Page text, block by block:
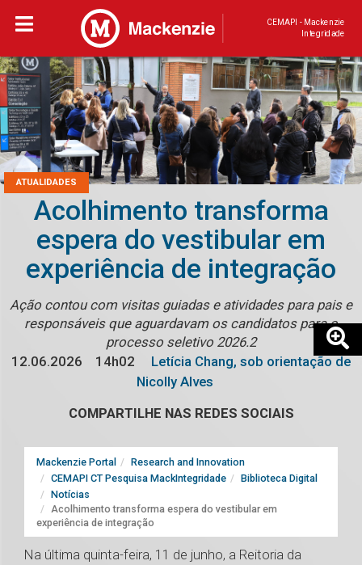
CEMAPI - Mackenzie
Integridade
ATUALIDADES
Acolhimento transforma
espera do vestibular em
experiência de integração
Ação contou com visitas guiadas e atividades para pais e
responsáveis que aguardavam os candidatos para o
processo seletivo 2026.2
12.06.2026
14h02
Letícia Chang, sob orientação de
Nicolly Alves
COMPARTILHE NAS REDES SOCIAIS
Mackenzie Portal
Research and Innovation
CEMAPI CT Pesquisa MackIntegridade
Biblioteca Digital
Notícias
Acolhimento transforma espera do vestibular em
experiência de integração
Na última quinta-feira, 11 de junho, a Reitoria da